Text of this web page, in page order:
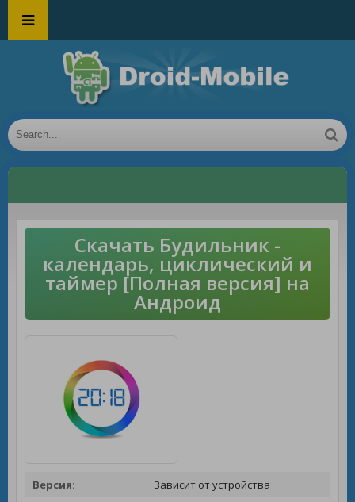
Скачать Будильник -
календарь, циклический и
таймер [Полная версия] на
Андроид
Версия:
Зависит от устройства